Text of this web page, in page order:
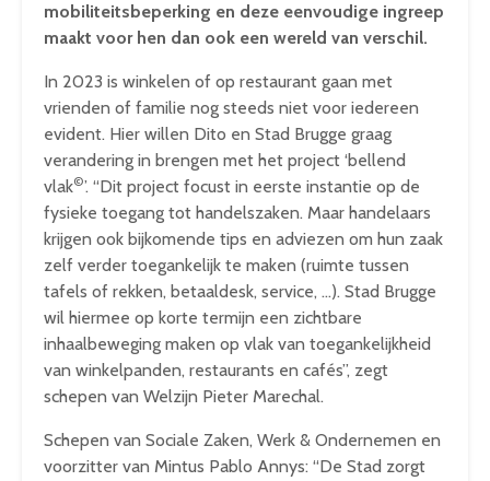
mobiliteitsbeperking en deze eenvoudige ingreep
maakt voor hen dan ook een wereld van verschil.
In 2023 is winkelen of op restaurant gaan met
vrienden of familie nog steeds niet voor iedereen
evident. Hier willen Dito en Stad Brugge graag
verandering in brengen met het project ‘bellend
vlak©’. “Dit project focust in eerste instantie op de
fysieke toegang tot handelszaken. Maar handelaars
krijgen ook bijkomende tips en adviezen om hun zaak
zelf verder toegankelijk te maken (ruimte tussen
tafels of rekken, betaaldesk, service, …). Stad Brugge
wil hiermee op korte termijn een zichtbare
inhaalbeweging maken op vlak van toegankelijkheid
van winkelpanden, restaurants en cafés”, zegt
schepen van Welzijn Pieter Marechal.
Schepen van Sociale Zaken, Werk & Ondernemen en
voorzitter van Mintus Pablo Annys: “De Stad zorgt